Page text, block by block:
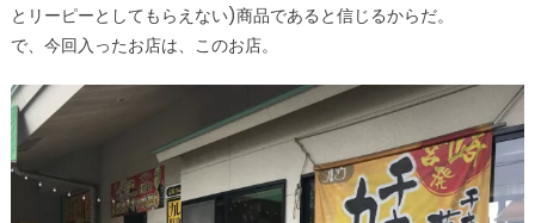
とリーピーとしてもらえない)商品であると信じるからだ。
で、今回入ったお店は、このお店。